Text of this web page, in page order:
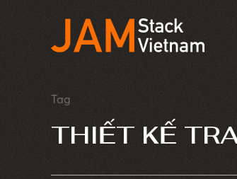
Tag
THIẾT KẾ